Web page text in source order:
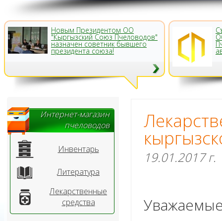
Новым Президентом ОО
"Кыргызский Союз Пчеловодов"
назначен советник бывшего
президента союза!
Интернет-магазин
пчеловодов
Инвентарь
Литература
Лекарственные
средства
19.01.2017 г.